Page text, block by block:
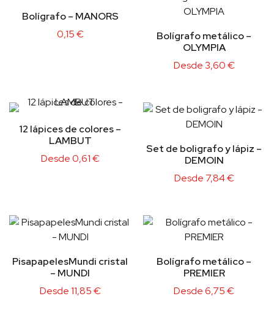
Bolígrafo – MANORS
0,15€
Bolígrafo metálico –
OLYMPIA
Desde3,60€
12 lápices de colores –
LAMBUT
Desde0,61€
Set de boligrafo y lápiz –
DEMOIN
Desde 7,84€
PisapapelesMundi cristal
– MUNDI
Desde11,85€
Bolígrafo metálico –
PREMIER
Desde6,75€